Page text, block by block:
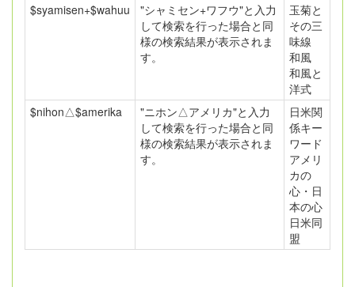
$syamisen+$wahuu
"シャミセン+ワフウ"と入力
して検索を行った場合と同
様の検索結果が表示されま
す。
玉菊と
その三
味線
和風
和風と
洋式
$nihon△$amerika
"ニホン△アメリカ"と入力
して検索を行った場合と同
様の検索結果が表示されま
す。
日米関
係キー
ワード
アメリ
カの
心・日
本の心
日米同
盟